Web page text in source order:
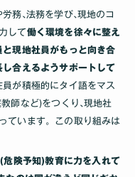
務､法務を学び､現地のコ
して働く環境を徐々に整え
と現地社員がもっと向き合
合えるようサポートして
が積極的にタイ語をマス
師など)をつくり､現地社
ています。この取り組みは
険予知)教育に力を入れて